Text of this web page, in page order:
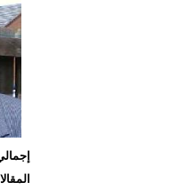
إجمالي